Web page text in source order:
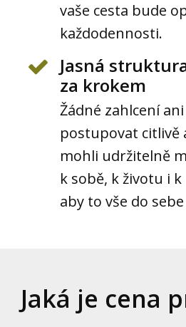
vaše cesta bude
každodennosti.
Jasná
za krokem
Žádné zahlcení
postupovat citlivě
mohli udržitelně
k sobě, k životu i
aby to vše do
Jaká je cena